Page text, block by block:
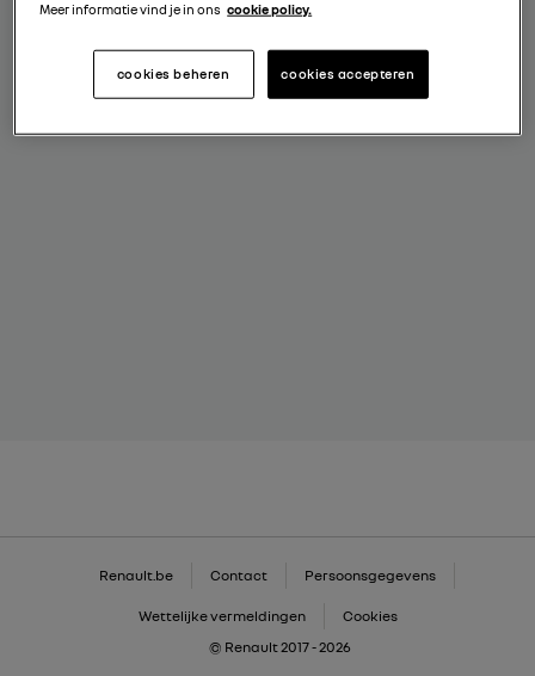
vul je gegevens aan
Renault.be Contact Persoonsgegevens
Wettelijke vermeldingen
Cookies
© Renault 2017 - 2026
Meer informatie vind je in ons cookie policy.
cookies accepteren
cookies beheren